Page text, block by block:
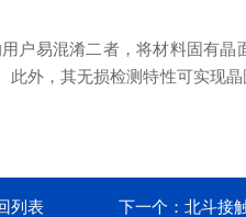
易混淆二者，将材料固有晶
外，其无损检测特性可实现
列表 下一个：北斗接